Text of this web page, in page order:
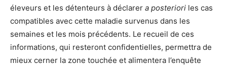
éleveurs et les détenteurs à déclarer a posteriori les cas
compatibles avec cette maladie survenus dans les
semaines et les mois précédents. Le recueil de ces
informations, qui resteront confidentielles, permettra de
mieux cerner la zone touchée et alimentera l’enquête